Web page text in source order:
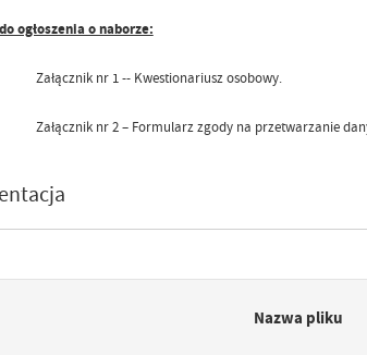
ogłoszenia o naborze:
Załącznik nr 1 -- Kwestionariusz osobowy.
Załącznik nr 2 – Formularz zgody na przetwarzanie
Nazwa pliku